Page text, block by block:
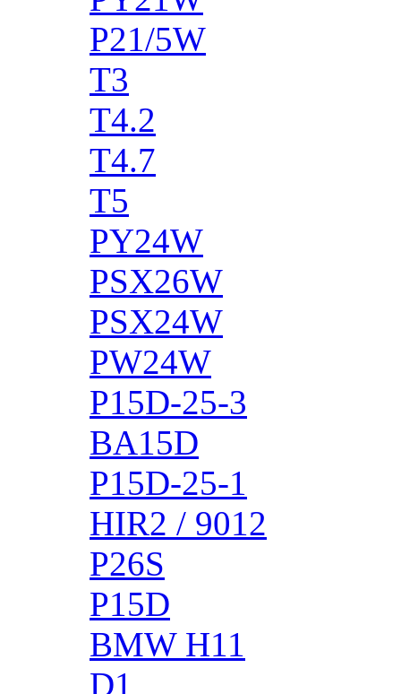
P21/5W
T3
T4.2
T4.7
T5
PY24W
PSX26W
PSX24W
PW24W
P15D-25-3
BA15D
P15D-25-1
HIR2 / 9012
P26S
P15D
BMW H11
D1